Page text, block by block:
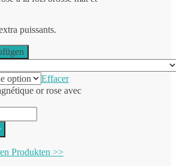
puissants.
Effacer
or rose avec
Produkten >>